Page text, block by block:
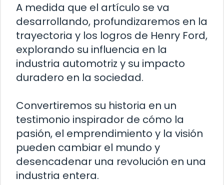
A medida que el artículo se va
desarrollando, profundizaremos en la
trayectoria y los logros de Henry Ford,
explorando su influencia en la
industria automotriz y su impacto
duradero en la sociedad.
Convertiremos su historia en un
testimonio inspirador de cómo la
pasión, el emprendimiento y la visión
pueden cambiar el mundo y
desencadenar una revolución en una
industria entera.